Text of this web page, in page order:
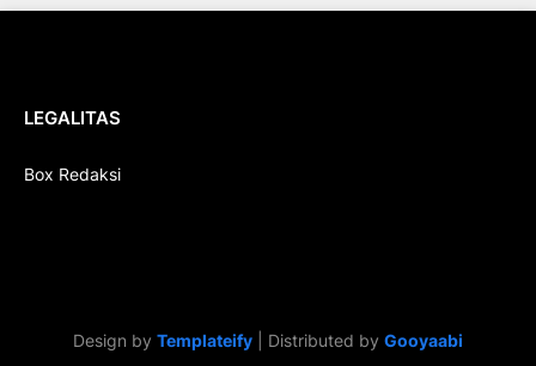
LEGALITAS
Box Redaksi
Design by Templateify | Distributed by Gooyaabi